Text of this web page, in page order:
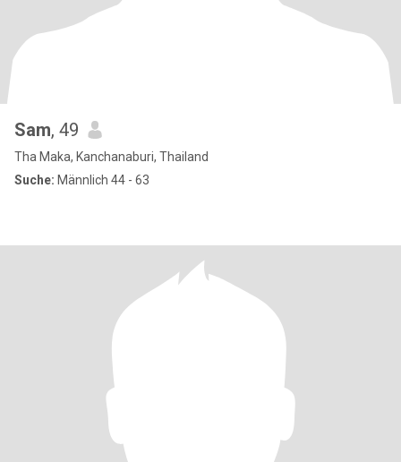
Sam, 49
Tha Maka, Kanchanaburi, Thailand
Suche: Männlich 44 - 63